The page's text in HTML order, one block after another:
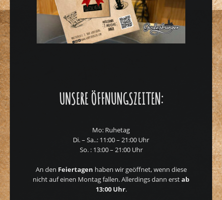
UNSERE ÖFFNUNGSZEITEN:
Mo: Ruhetag
Di. – Sa..: 11:00 – 21:00 Uhr
So. : 13:00 – 21:00 Uhr
An den Feiertagen haben wir geöffnet, wenn diese
nicht auf einen Montag fallen. Allerdings dann erstab
13:00 Uhr.